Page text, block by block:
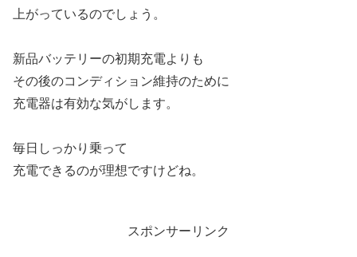
上がっているのでしょう。
新品バッテリーの初期充電よりも
その後のコンディション維持のために
充電器は有効な気がします。
毎日しっかり乗って
充電できるのが理想ですけどね。
スポンサーリンク